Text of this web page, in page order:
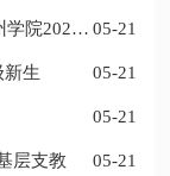
05-21
生 05-21
05-21
层支教 05-21